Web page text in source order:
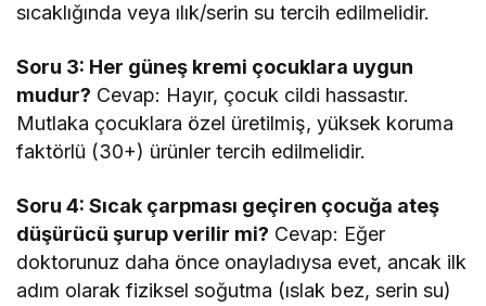
sıcaklığında veya ılık/serin su tercih edilmelidir.
Soru 3: Her güneş kremi çocuklara uygun
mudur? Cevap: Hayır, çocuk cildi hassastır.
Mutlaka çocuklara özel üretilmiş, yüksek koruma
faktörlü (30+) ürünler tercih edilmelidir.
Soru 4: Sıcak çarpması geçiren çocuğa ateş
düşürücü şurup verilir mi? Cevap: Eğer
doktorunuz daha önce onayladıysa evet, ancak ilk
adım olarak fiziksel soğutma (ıslak bez, serin su)